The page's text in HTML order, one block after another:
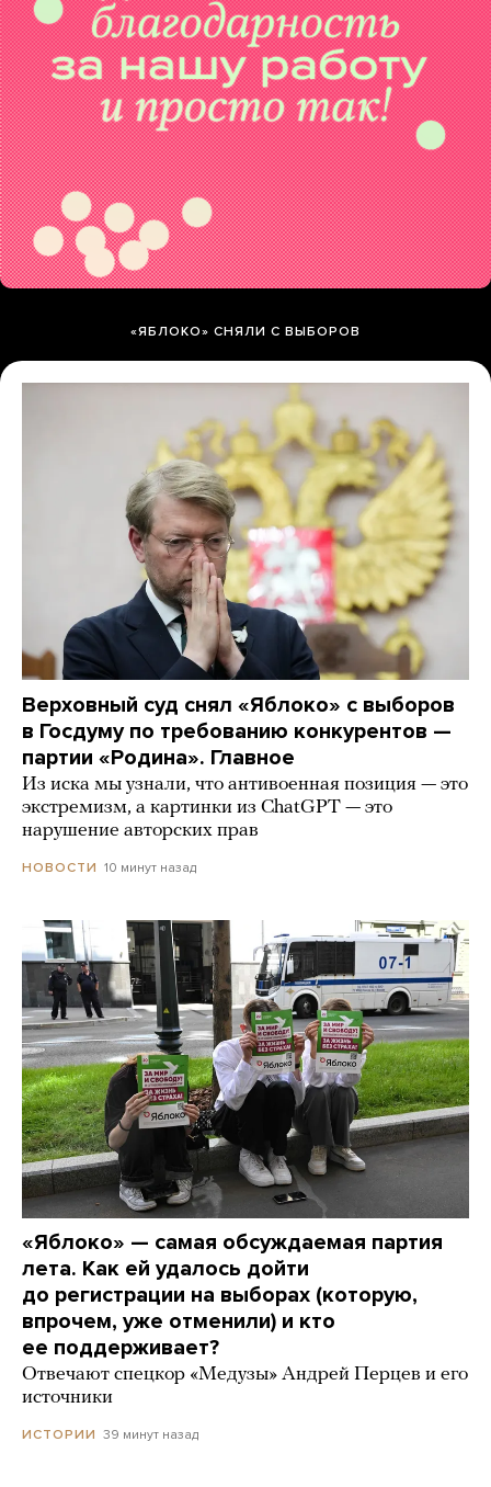
«ЯБЛОКО» СНЯЛИ С ВЫБОРОВ
Верховный суд снял «Яблоко» с выборов
в Госдуму по требованию конкурентов —
партии «Родина». Главное
Из иска мы узнали, что антивоенная позиция — это
экстремизм, а картинки из СhatGPT — это
нарушение авторских прав
НОВОСТИ 10 минут назад
«Яблоко» — самая обсуждаемая партия
лета. Как ей удалось дойти
до регистрации на выборах (которую,
впрочем, уже отменили) и кто
ее поддерживает?
Отвечают спецкор «Медузы» Андрей Перцев и его
источники
ИСТОРИИ 39 минут назад